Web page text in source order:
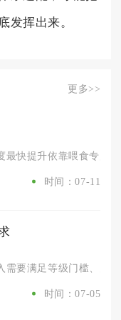
发挥出来。
更多>>
最快提升依靠喂食专属
时间：07-11
需要满足等级门槛、关
时间：07-05